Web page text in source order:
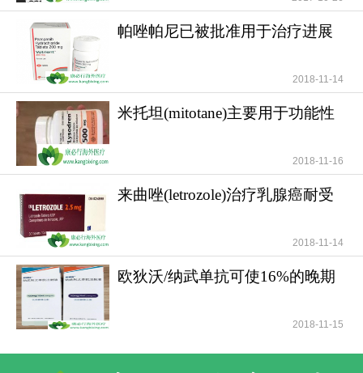
一对一客服专业解答
"扫一扫添加官方微信 咨询解答更便捷"
帕唑帕尼已被批准用于治疗进展
2018-11-14
米托坦(mitotane)主要用于功能性
2018-11-16
来曲唑(letrozole)治疗乳腺癌耐受
2018-11-14
欧狄沃/纳武单抗可使16%的晚期
2018-11-15